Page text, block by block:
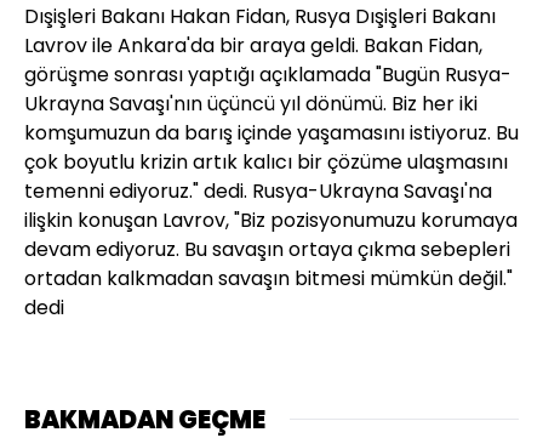
Dışişleri Bakanı Hakan Fidan, Rusya Dışişleri Bakanı
Lavrov ile Ankara'da bir araya geldi. Bakan Fidan,
görüşme sonrası yaptığı açıklamada "Bugün Rusya-
Ukrayna Savaşı'nın üçüncü yıl dönümü. Biz her iki
komşumuzun da barış içinde yaşamasını istiyoruz. Bu
çok boyutlu krizin artık kalıcı bir çözüme ulaşmasını
temenni ediyoruz." dedi. Rusya-Ukrayna Savaşı'na
ilişkin konuşan Lavrov, "Biz pozisyonumuzu korumaya
devam ediyoruz. Bu savaşın ortaya çıkma sebepleri
ortadan kalkmadan savaşın bitmesi mümkün değil."
dedi
BAKMADAN GEÇME